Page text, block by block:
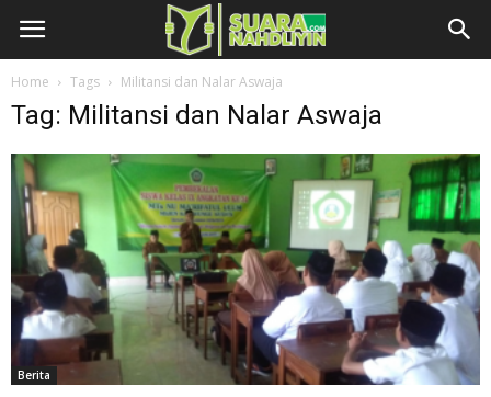
Home Tags Militansi dan Nalar Aswaja
Tag: Militansi dan Nalar Aswaja
Berita